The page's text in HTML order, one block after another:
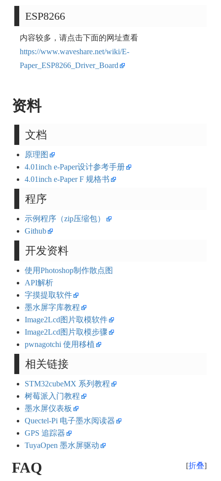
ESP8266
内容较多，请点击下面的网址查看
https://www.waveshare.net/wiki/E-
Paper_ESP8266_Driver_Board
资料
文档
原理图
4.01inch e-Paper设计参考手册
4.01inch e-Paper F 规格书
程序
示例程序（zip压缩包）
Github
开发资料
使用Photoshop制作散点图
API解析
字摸提取软件
墨水屏字库教程
Image2Lcd图片取模软件
Image2Lcd图片取模步骤
pwnagotchi 使用移植
相关链接
STM32cubeMX 系列教程
树莓派入门教程
墨水屏仪表板
Quectel-Pi 电子墨水阅读器
GPS 追踪器
TuyaOpen 墨水屏驱动
折叠
FAQ